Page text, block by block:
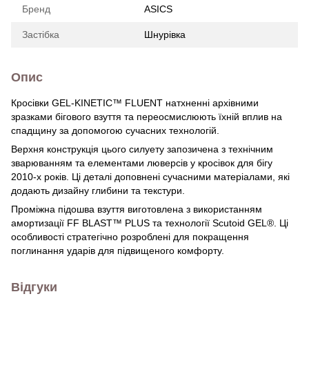
Бренд ASICS
Застібка Шнурівка
Опис
Кросівки GEL-KINETIC™ FLUENT натхненні архівними
зразками бігового взуття та переосмислюють їхній вплив на
спадщину за допомогою сучасних технологій.
Верхня конструкція цього силуету запозичена з технічним
зварюванням та елементами люверсів у кросівок для бігу
2010-х років. Ці деталі доповнені сучасними матеріалами, які
додають дизайну глибини та текстури.
Проміжна підошва взуття виготовлена ​​з використанням
амортизації FF BLAST™ PLUS та технології Scutoid GEL®. Ці
особливості стратегічно розроблені для покращення
поглинання ударів для підвищеного комфорту.
Відгуки